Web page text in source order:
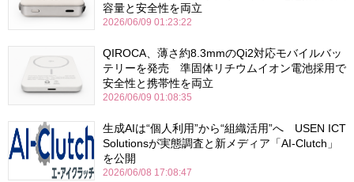
容量と安全性を両立
2026/06/09 01:23:22
QIROCA、薄さ約8.3mmのQi2対応モバイルバッ
テリーを発売 準固体リチウムイオン電池採用で
安全性と携帯性を両立
2026/06/09 01:08:35
生成AIは“個人利用”から“組織活用”へ USEN ICT
Solutionsが実態調査と新メディア「AI-Clutch」
を公開
2026/06/08 17:08:47